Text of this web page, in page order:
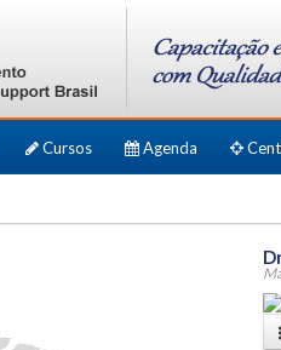
Cursos Agenda